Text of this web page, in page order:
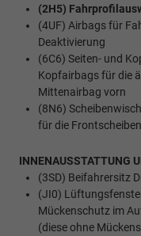
(2H5)
(4UF) Airbags für
Deaktivierung
(6C6) Seiten- und
Kopfairbags für die
Mittenairbag vorn
(8N6)
für die
INNENAUSSTATTUNG
(3SD) Beifahrersitz
(JI0)
Mückenschutz im
(diese ohne